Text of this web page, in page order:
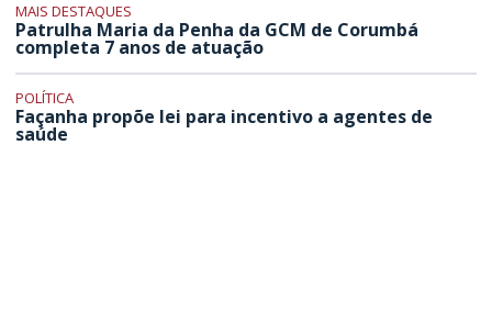
MAIS DESTAQUES
Patrulha Maria da Penha da GCM de Corumbá
completa 7 anos de atuação
POLÍTICA
Façanha propõe lei para incentivo a agentes de
saúde